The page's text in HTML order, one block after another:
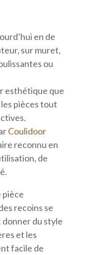
en de
sur muret,
ou
esthétique que
pièces tout
Coulidoor
reconnu en
de
pièce
recoins se
du style
et les
facile de